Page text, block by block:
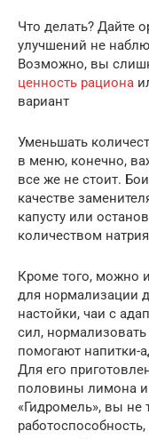
Что делать? Дайте
улучшений не
Возможно, вы
ценность рациона
вариант
Уменьшать
в меню, конечно,
все же не стоит.
качестве
капусту или
количеством натрия
Кроме того, можно
для нормализации
настойки, чаи с
сил,
помогают напитки-
Для его
половины лимона
«Гидромель», вы